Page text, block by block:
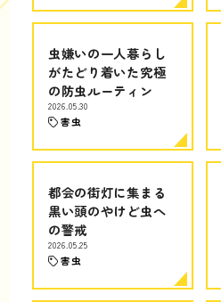
虫嫌いの一人暮らし
がたどり着いた究極
の防虫ルーティン
2026.05.30
害虫
都会の街灯に集まる
黒い頭のやけど虫へ
の警戒
2026.05.25
害虫